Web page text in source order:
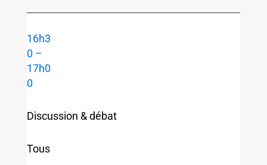
16h3
0 –
17h0
0
Discussion & débat
Tous